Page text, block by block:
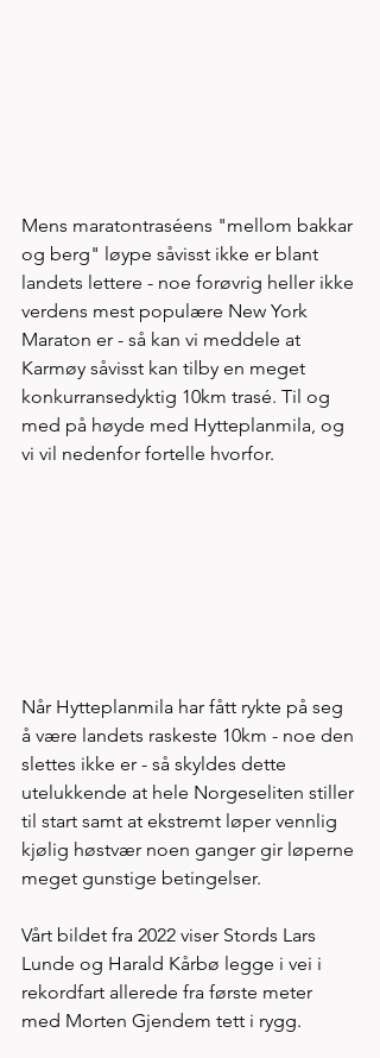
Mens maratontraséens "mellom bakkar
og berg" løype såvisst ikke er blant
landets lettere - noe forøvrig heller ikke
verdens mest populære New York
Maraton er - så kan vi meddele at
Karmøy såvisst kan tilby en meget
konkurransedyktig 10km trasé. Til og
med på høyde med Hytteplanmila, og
vi vil nedenfor fortelle hvorfor.
Når Hytteplanmila har fått rykte på seg
å være landets raskeste 10km - noe den
slettes ikke er - så skyldes dette
utelukkende at hele Norgeseliten stiller
til start samt at ekstremt løper vennlig
kjølig høstvær noen ganger gir løperne
meget gunstige betingelser.
Vårt bildet fra 2022 viser Stords Lars
Lunde og Harald Kårbø legge i vei i
rekordfart allerede fra første meter
med Morten Gjendem tett i rygg.